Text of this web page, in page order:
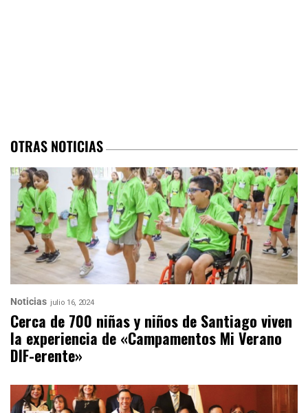
OTRAS NOTICIAS
Noticias julio 16, 2024
Cerca de 700 niñas y niños de Santiago viven
la experiencia de «Campamentos Mi Verano
DIF-erente»